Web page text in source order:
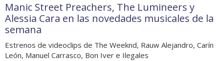
Manic Street Preachers, The Lumineers y
Alessia Cara en las novedades musicales de la
semana
Estrenos de videoclips de The Weeknd, Rauw Alejandro, Carín
León, Manuel Carrasco, Bon Iver e Ilegales